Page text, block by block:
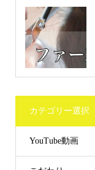
カテゴリー選択
YouTube動画